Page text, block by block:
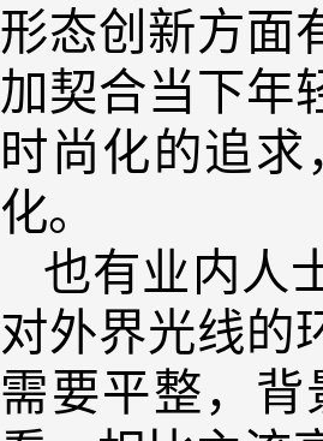
形态创新方面
加契合当下年
时尚化的追
化。
也有业内人
对外界光线的
需要平整，